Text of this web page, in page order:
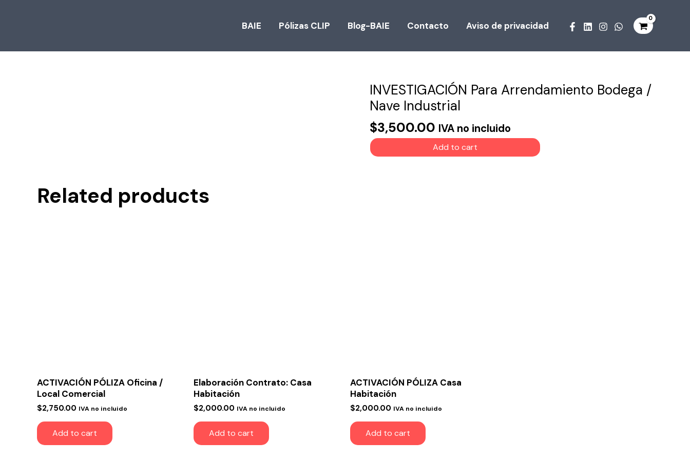
BAIE Pólizas CLIP Blog-BAIE Contacto Aviso de privacidad
INVESTIGACIÓN Para Arrendamiento Bodega /
Nave Industrial
$3,500.00 IVA no incluido
INVESTIGACIÓN
Para
Bodega
/
Add to cart
Related products
ACTIVACIÓN PÓLIZA Oficina /
Local Comercial
$2,750.00 IVA no incluido
Add to cart
Elaboración Contrato: Casa
Habitación
$2,000.00 IVA no incluido
Add to cart
ACTIVACIÓN PÓLIZA Casa
Habitación
$2,000.00 IVA no incluido
Add to cart